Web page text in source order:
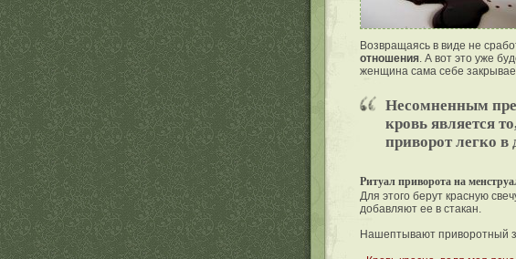
Возвращаясь в виде не
отношения. А вот это уже
женщина сама себе
Несомненным
кровь является
приворот легко
Ритуал приворота на
Для этого берут красную
добавляют ее в стакан.
Нашептывают приворотный